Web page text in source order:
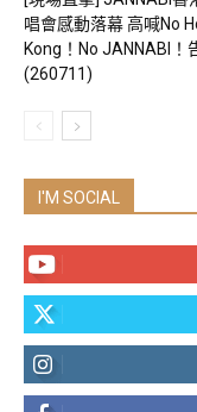
唱會感動落幕 高喊No
Kong！No JANNABI！
(260711)
I'M SOCIAL